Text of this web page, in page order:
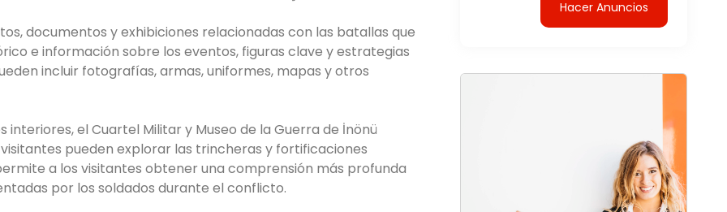
documentos y exhibiciones relacionadas con las batallas que
e información sobre los eventos, figuras clave y estrategias
incluir fotografías, armas, uniformes, mapas y otros
interiores, el Cuartel Militar y Museo de la Guerra de İnönü
pueden explorar las trincheras y fortificaciones
a los visitantes obtener una comprensión más profunda
por los soldados durante el conflicto.
Hacer Anuncios